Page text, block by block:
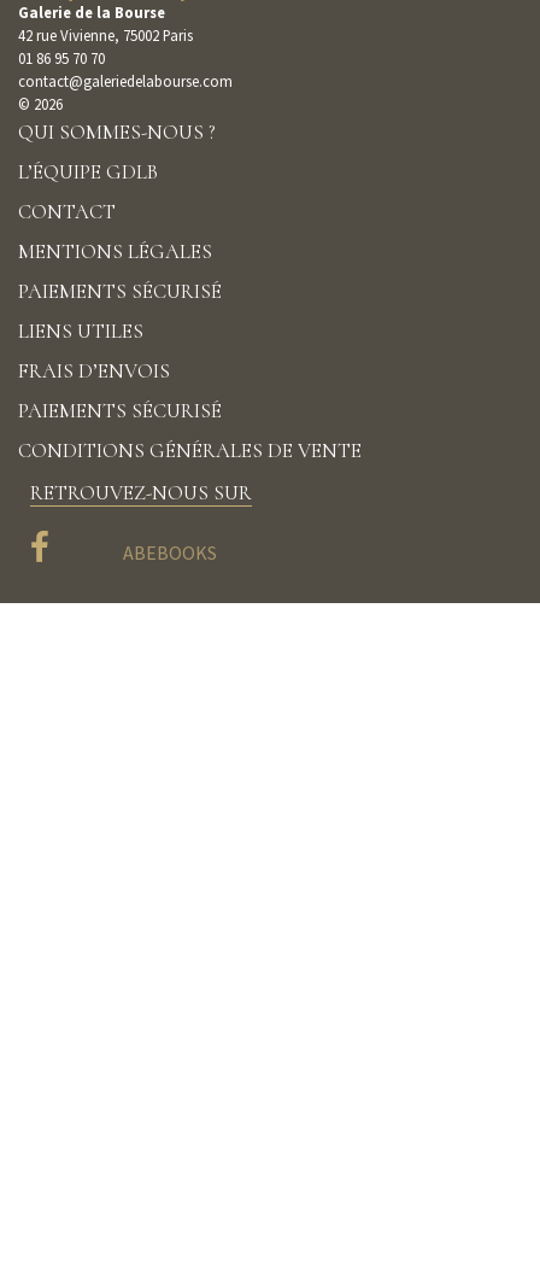
Galerie de la Bourse
42 rue Vivienne, 75002 Paris
01 86 95 70 70
contact@galeriedelabourse.com
© 2026
QUI SOMMES-NOUS ?
L’ÉQUIPE GDLB
CONTACT
MENTIONS LÉGALES
PAIEMENTS SÉCURISÉ
LIENS UTILES
FRAIS D’ENVOIS
PAIEMENTS SÉCURISÉ
CONDITIONS GÉNÉRALES DE VENTE
RETROUVEZ-NOUS SUR
ABEBOOKS